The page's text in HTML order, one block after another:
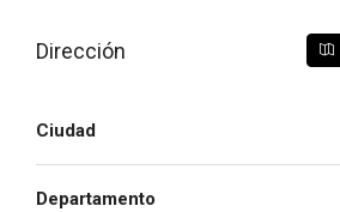
Dirección
Ciudad
Departamento